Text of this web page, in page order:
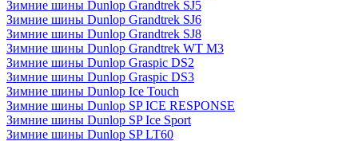
Зимние шины Dunlop Grandtrek SJ5
Зимние шины Dunlop Grandtrek SJ6
Зимние шины Dunlop Grandtrek SJ8
Зимние шины Dunlop Grandtrek WT M3
Зимние шины Dunlop Graspic DS2
Зимние шины Dunlop Graspic DS3
Зимние шины Dunlop Ice Touch
Зимние шины Dunlop SP ICE RESPONSE
Зимние шины Dunlop SP Ice Sport
Зимние шины Dunlop SP LT60